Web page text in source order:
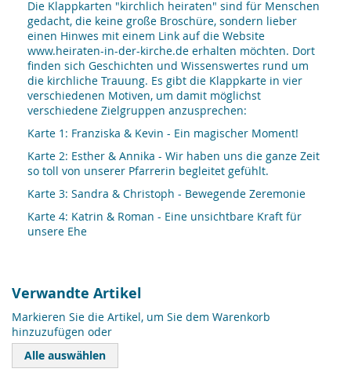
Die Klappkarten "kirchlich heiraten" sind für Menschen
gedacht, die keine große Broschüre, sondern lieber
einen Hinwes mit einem Link auf die Website
www.heiraten-in-der-kirche.de erhalten möchten. Dort
finden sich Geschichten und Wissenswertes rund um
die kirchliche Trauung. Es gibt die Klappkarte in vier
verschiedenen Motiven, um damit möglichst
verschiedene Zielgruppen anzusprechen:
Karte 1: Franziska & Kevin - Ein magischer Moment!
Karte 2: Esther & Annika - Wir haben uns die ganze Zeit
so toll von unserer Pfarrerin begleitet gefühlt.
Karte 3: Sandra & Christoph - Bewegende Zeremonie
Karte 4: Katrin & Roman - Eine unsichtbare Kraft für
unsere Ehe
Verwandte Artikel
Markieren Sie die Artikel, um Sie dem Warenkorb
hinzuzufügen oder
Alle auswählen